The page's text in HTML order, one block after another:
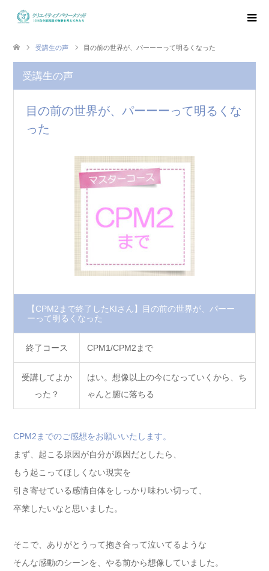
受講生の声 目の前の世界が、パーーーって明るくなった
受講生の声
目の前の世界が、パーーーって明るくな
った
【CPM2まで終了したKIさん】目の前の世界が、パーー
ーって明るくなった
終了コース CPM1/CPM2まで
受講してよか
った？
はい。想像以上の今になっていくから、ち
ゃんと腑に落ちる
CPM2までのご感想をお願いいたします。
まず、起こる原因が自分が原因だとしたら、
もう起こってほしくない現実を
引き寄せている感情自体をしっかり味わい切って、
卒業したいなと思いました。
そこで、ありがとうって抱き合って泣いてるような
そんな感動のシーンを、やる前から想像していました。